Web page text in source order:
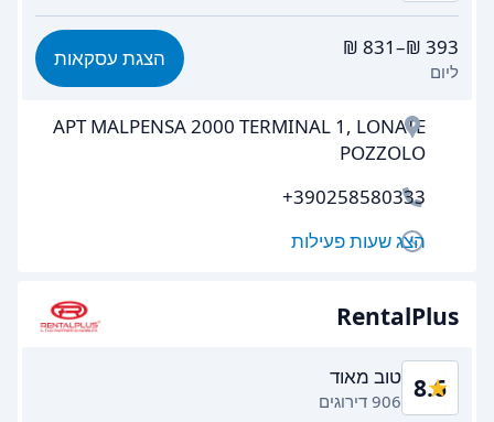
8.6
קלות מציאה 8.3
יעילות הסוכן 8.8
מהירות החזרת הרכב
מצב הרכב 9.1
ליום
הצגת עסקאות
APT MALPENSA 2000 TERMINAL 1, LONATE
POZZOLO
+390258580333
הצג שעות פעילות
RentalPlus
8.6 טוב מאוד
906 דירוגים